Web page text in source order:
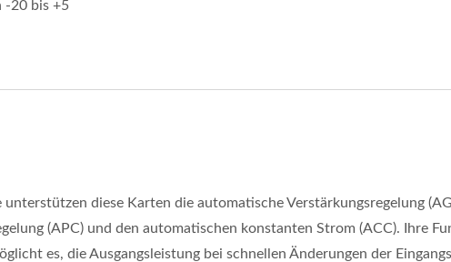
-20 bis +5
diese Karten die automatische Verstärkungsregelung
(APC) und den automatischen konstanten Strom (ACC). Ihre
es, die Ausgangsleistung bei schnellen Änderungen der